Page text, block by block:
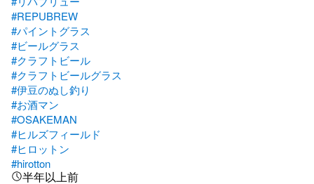
#REPUBREW
#パイントグラス
#ビールグラス
#クラフトビール
#クラフトビールグラス
#伊豆のぬし釣り
#お酒マン
#OSAKEMAN
#ヒルズフィールド
#ヒロットン
#hirotton
半年以上前